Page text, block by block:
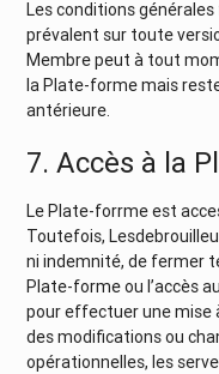
Les conditions
prévalent sur toute
Membre peut à tout
la Plate-forme mais
antérieure.
7. Accès à la
Le Plate-forrme est
Toutefois,
ni indemnité, de fermer
Plate-forme ou l’accès
pour effectuer une mise
des modifications ou
opérationnelles, les